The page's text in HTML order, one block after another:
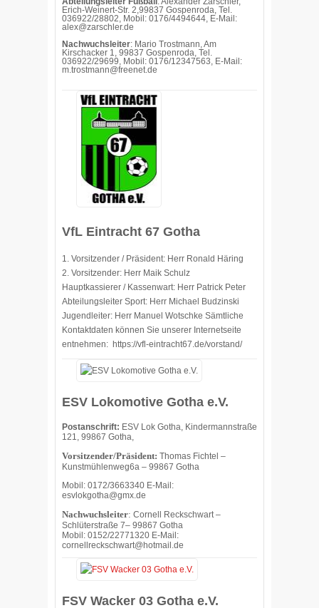
Erich-Weinert-Str. 2,99837 Gospenroda, Tel.
036922/28802, Mobil: 0176/4494644, E-Mail:
alex@zarschler.de
Nachwuchsleiter: Mario Trostmann, Am
Kirschacker 1, 99837 Gospenroda, Tel.
036922/29699, Mobil: 0176/12347563, E-Mail:
m.trostmann@freenet.de
VfL Eintracht 67 Gotha
1. Vorsitzender / Präsident: Herr Ronald Häring
2. Vorsitzender: Herr Maik Schulz
Hauptkassierer / Kassenwart: Herr Patrick Peter
Abteilungsleiter Sport: Herr Michael Budzinski
Jugendleiter: Herr Manuel Wotschke Sämtliche
Kontaktdaten können Sie unserer Internetseite
entnehmen: https://vfl-eintracht67.de/vorstand/
ESV Lokomotive Gotha e.V.
Postanschrift: ESV Lok Gotha, Kindermannstraße
121, 99867 Gotha,
Vorsitzender/Präsident: Thomas Fichtel –
Kunstmühlenweg6a – 99867 Gotha
Mobil: 0172/3663340 E-Mail:
esvlokgotha@gmx.de
Nachwuchsleiter: Cornell Reckschwart –
Schlüterstraße 7– 99867 Gotha
Mobil: 0152/22771320 E-Mail:
cornellreckschwart@hotmail.de
FSV Wacker 03 Gotha e.V.